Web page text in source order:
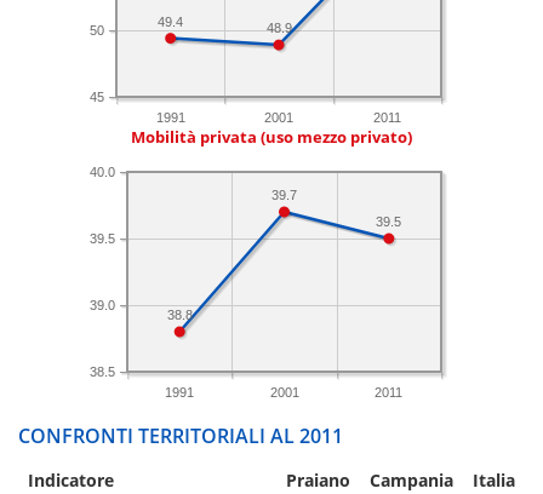
1991 2001 2011
45
50 48.9
49.4
Mobilità privata (uso mezzo privato)
1991 2001 2011
38.5
39.0
39.5
40.0
39.5
39.7
38.8
CONFRONTI TERRITORIALI AL 2011
Indicatore Praiano Campania Italia